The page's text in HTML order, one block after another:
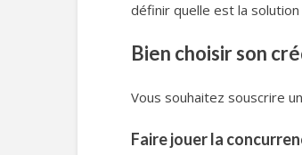
définir quelle est la
Bien choisir son
Vous souhaitez souscrire
Faire jouer la